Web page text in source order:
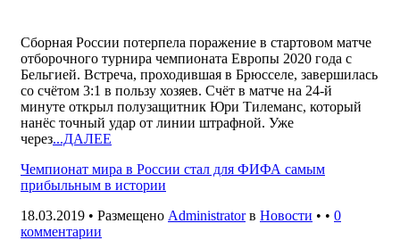
Сборная России потерпела поражение в стартовом матче
отборочного турнира чемпионата Европы 2020 года с
Бельгией. Встреча, проходившая в Брюсселе, завершилась
со счётом 3:1 в пользу хозяев. Счёт в матче на 24-й
минуте открыл полузащитник Юри Тилеманс, который
нанёс точный удар от линии штрафной. Уже
через...ДАЛЕЕ
Чемпионат мира в России стал для ФИФА самым
прибыльным в истории
18.03.2019 • Размещено Administratorв Новости • • 0
комментарии